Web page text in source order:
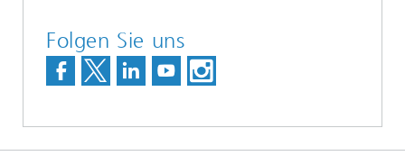
Folgen Sie uns